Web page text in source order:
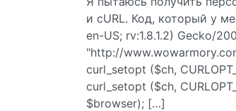
и cURL. Код, который у
en-US; rv:1.8.1.2) Gecko/
"http://
curl_setopt ($ch,
curl_setopt ($ch,
$browser); […]